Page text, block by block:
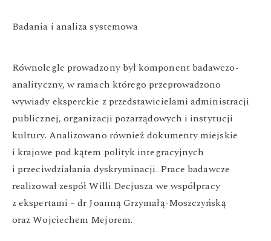
Badania i analiza systemowa
Równolegle prowadzony był komponent badawczo-
analityczny, w ramach którego przeprowadzono
wywiady eksperckie z przedstawicielami administracji
publicznej, organizacji pozarządowych i instytucji
kultury. Analizowano również dokumenty miejskie
i krajowe pod kątem polityk integracyjnych
i przeciwdziałania dyskryminacji. Prace badawcze
realizował zespół Willi Decjusza we współpracy
z ekspertami – dr Joanną Grzymałą-Moszczyńską
oraz Wojciechem Mejorem.